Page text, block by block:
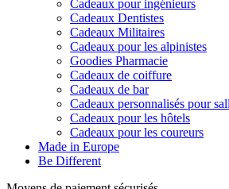
Cadeaux pour ingénieurs
Cadeaux Dentistes
Cadeaux Militaires
Cadeaux pour les alpinistes
Goodies Pharmacie
Cadeaux de coiffure
Cadeaux de bar
Cadeaux personnalisés pour
Cadeaux pour les hôtels
Cadeaux pour les coureurs
Made in Europe
Be Different